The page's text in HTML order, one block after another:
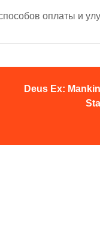
оплаты и
Deus Ex: